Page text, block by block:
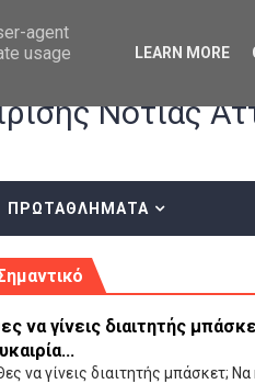
οδηγίες επί του
Νότιας
ΠΡΩΤΑΘΛΗΜΑΤΑ
να γίνεις διαιτητής
να γίνεις διαιτητής μπάσκετ; Να
agent
usage
LEARN MORE